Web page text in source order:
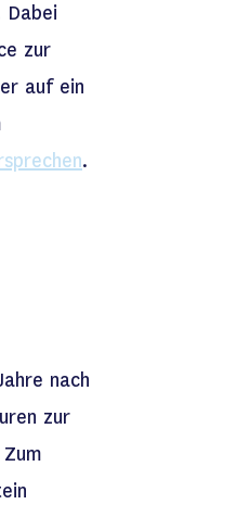
zur
auf ein
.
nach
zur